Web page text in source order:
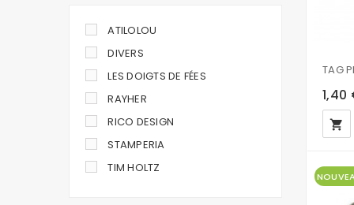
ATILOLOU
DIVERS
LES DOIGTS DE FÉES
RAYHER
RICO DESIGN
STAMPERIA
TIM HOLTZ
1,40
local_grocery_store